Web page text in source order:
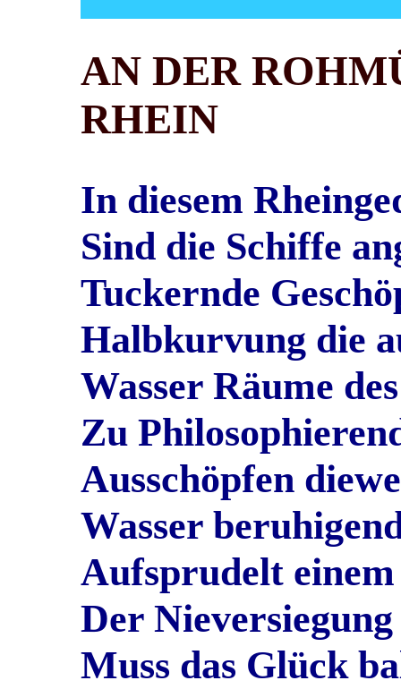
AN DER
RHEIN
In diesem
Sind die Schiffe
Tuckernde
Halbkurvung die
Wasser Räume
Zu
Ausschöpfen
Wasser
Aufsprudelt
Der
Muss das Glück